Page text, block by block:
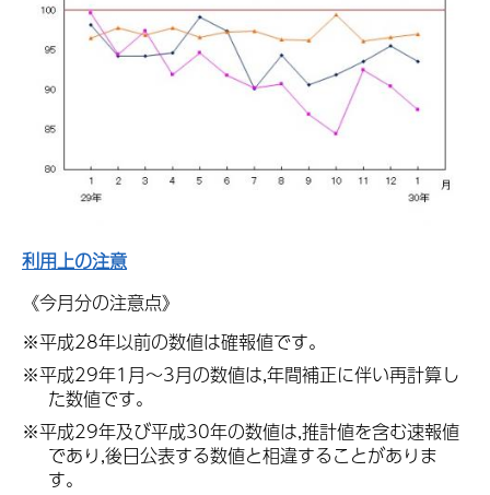
利用上の注意
《今月分の注意点》
※平成28年以前の数値は確報値です。
※平成29年1月～3月の数値は,年間補正に伴い再計算し
た数値です。
※平成29年及び平成30年の数値は,推計値を含む速報値
であり,後日公表する数値と相違することがありま
す。